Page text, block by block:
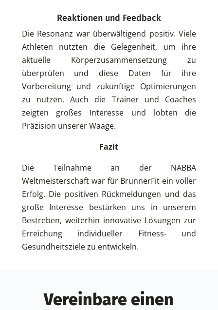
Reaktionen und Feedback
Die Resonanz war überwältigend positiv. Viele
Athleten nutzten die Gelegenheit, um ihre
aktuelle Körperzusammensetzung zu
überprüfen und diese Daten für ihre
Vorbereitung und zukünftige Optimierungen
zu nutzen. Auch die Trainer und Coaches
zeigten großes Interesse und lobten die
Präzision unserer Waage.
Fazit
Die Teilnahme an der NABBA
Weltmeisterschaft war für BrunnerFit ein voller
Erfolg. Die positiven Rückmeldungen und das
große Interesse bestärken uns in unserem
Bestreben, weiterhin innovative Lösungen zur
Erreichung individueller Fitness- und
Gesundheitsziele zu entwickeln.
Vereinbare einen